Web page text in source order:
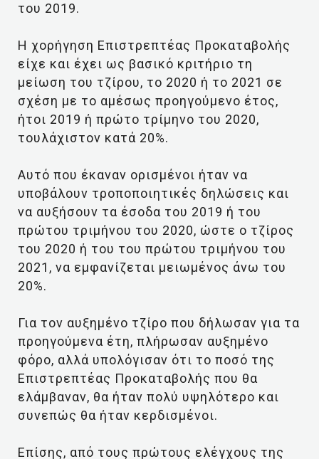
του 2019.
Η χορήγηση Επιστρεπτέας Προκαταβολής
είχε και έχει ως βασικό κριτήριο τη
μείωση του τζίρου, το 2020 ή το 2021 σε
σχέση με το αμέσως προηγούμενο έτος,
ήτοι 2019 ή πρώτο τρίμηνο του 2020,
τουλάχιστον κατά 20%.
Αυτό που έκαναν ορισμένοι ήταν να
υποβάλουν τροποποιητικές δηλώσεις και
να αυξήσουν τα έσοδα του 2019 ή του
πρώτου τριμήνου του 2020, ώστε ο τζίρος
του 2020 ή του του πρώτου τριμήνου του
2021, να εμφανίζεται μειωμένος άνω του
20%.
Για τον αυξημένο τζίρο που δήλωσαν για τα
προηγούμενα έτη, πλήρωσαν αυξημένο
φόρο, αλλά υπολόγισαν ότι το ποσό της
Επιστρεπτέας Προκαταβολής που θα
ελάμβαναν, θα ήταν πολύ υψηλότερο και
συνεπώς θα ήταν κερδισμένοι.
Επίσης, από τους πρώτους ελέγχους της